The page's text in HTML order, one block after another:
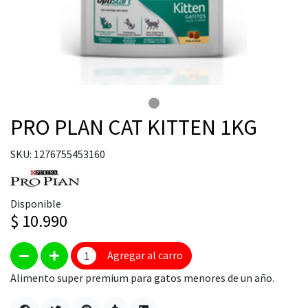
PRO PLAN CAT KITTEN 1KG
SKU: 1276755453160
Disponible
$ 10.990
Agregar al carro
Alimento super premium para gatos menores de un año.